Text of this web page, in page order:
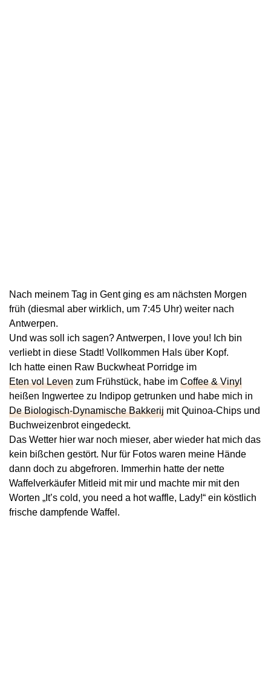
Nach meinem Tag in Gent ging es am nächsten Morgen
früh (diesmal aber wirklich, um 7:45 Uhr) weiter nach
Antwerpen.
Und was soll ich sagen? Antwerpen, I love you! Ich bin
verliebt in diese Stadt! Vollkommen Hals über Kopf.
Ich hatte einen Raw Buckwheat Porridge im
Eten vol Leven zum Frühstück, habe im Coffee & Vinyl
heißen Ingwertee zu Indipop getrunken und habe mich in
De Biologisch-Dynamische Bakkerij mit Quinoa-Chips und
Buchweizenbrot eingedeckt.
Das Wetter hier war noch mieser, aber wieder hat mich das
kein bißchen gestört. Nur für Fotos waren meine Hände
dann doch zu abgefroren. Immerhin hatte der nette
Waffelverkäufer Mitleid mit mir und machte mir mit den
Worten „It’s cold, you need a hot waffle, Lady!“ ein köstlich
frische dampfende Waffel.